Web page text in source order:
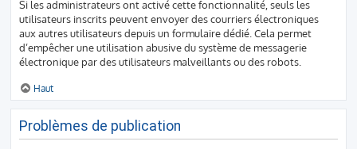
Si les administrateurs ont activé cette fonctionnalité, seuls les
utilisateurs inscrits peuvent envoyer des courriers électroniques
aux autres utilisateurs depuis un formulaire dédié. Cela permet
d’empêcher une utilisation abusive du système de messagerie
électronique par des utilisateurs malveillants ou des robots.
Haut
Problèmes de publication